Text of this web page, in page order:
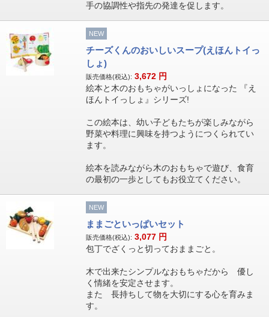
手の協調性や指先の発達を促します。
NEW
チーズくんのおいしいスープ(えほんトイっ
しょ)
販売価格(税込): 3,672 円
絵本と木のおもちゃがいっしょになった 『え
ほんトイっしょ』シリーズ!
この絵本は、幼い子どもたちが楽しみながら
野菜や料理に興味を持つようにつくられてい
ます。
絵本を読みながら木のおもちゃで遊び、食育
の最初の一歩としてもお役立てください。
NEW
ままごといっぱいセット
販売価格(税込): 3,077 円
包丁でざくっと切っておままごと。
木で出来たシンプルなおもちゃだから 優し
く情緒を安定させます。
また 長持ちして物を大切にする心を育みま
す。